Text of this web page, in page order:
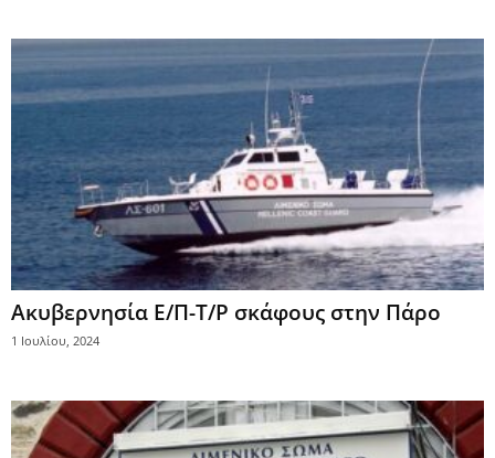
Ακυβερνησία Ε/Π-Τ/Ρ σκάφους στην Πάρο
1 Ιουλίου, 2024